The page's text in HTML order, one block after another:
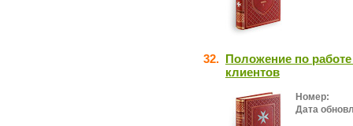
32. Положение по
клиентов
Номер:
Дата